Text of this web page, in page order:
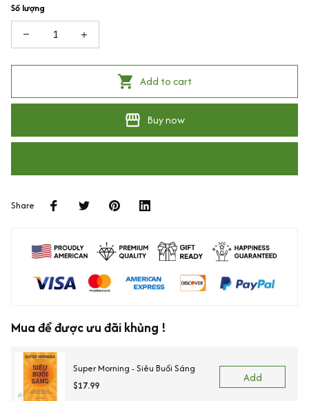
Số lượng
Add to cart
Buy now
Share
Mua để được ưu đãi khủng !
Super Morning - Siêu Buổi Sáng
$17.99
Add